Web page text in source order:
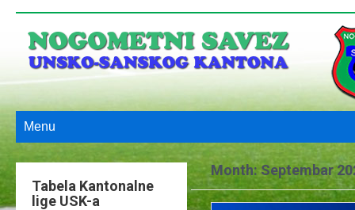
Menu
Tabela Kantonalne
lige USK-a
Month:Septembar